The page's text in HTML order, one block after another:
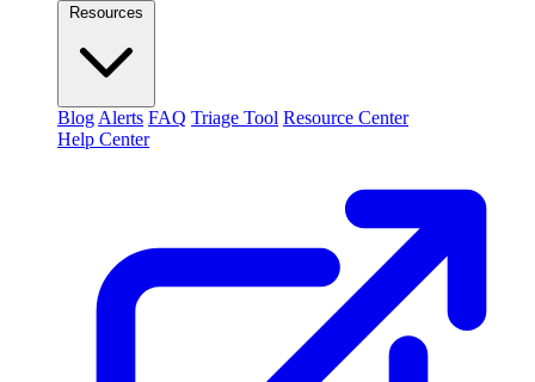
Blog Alerts FAQ Triage Tool Resource Center
Help Center